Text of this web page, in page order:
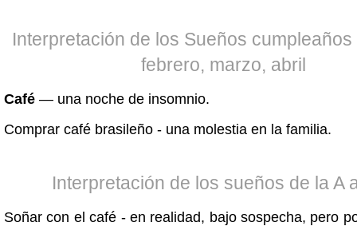
Interpretación de los Sueños
febrero, marzo, abril
Café — una noche de insomnio.
Comprar café brasileño - una molestia en la familia.
Interpretación de los sueños de la A
Soñar con el café - en realidad, bajo sospecha, pero